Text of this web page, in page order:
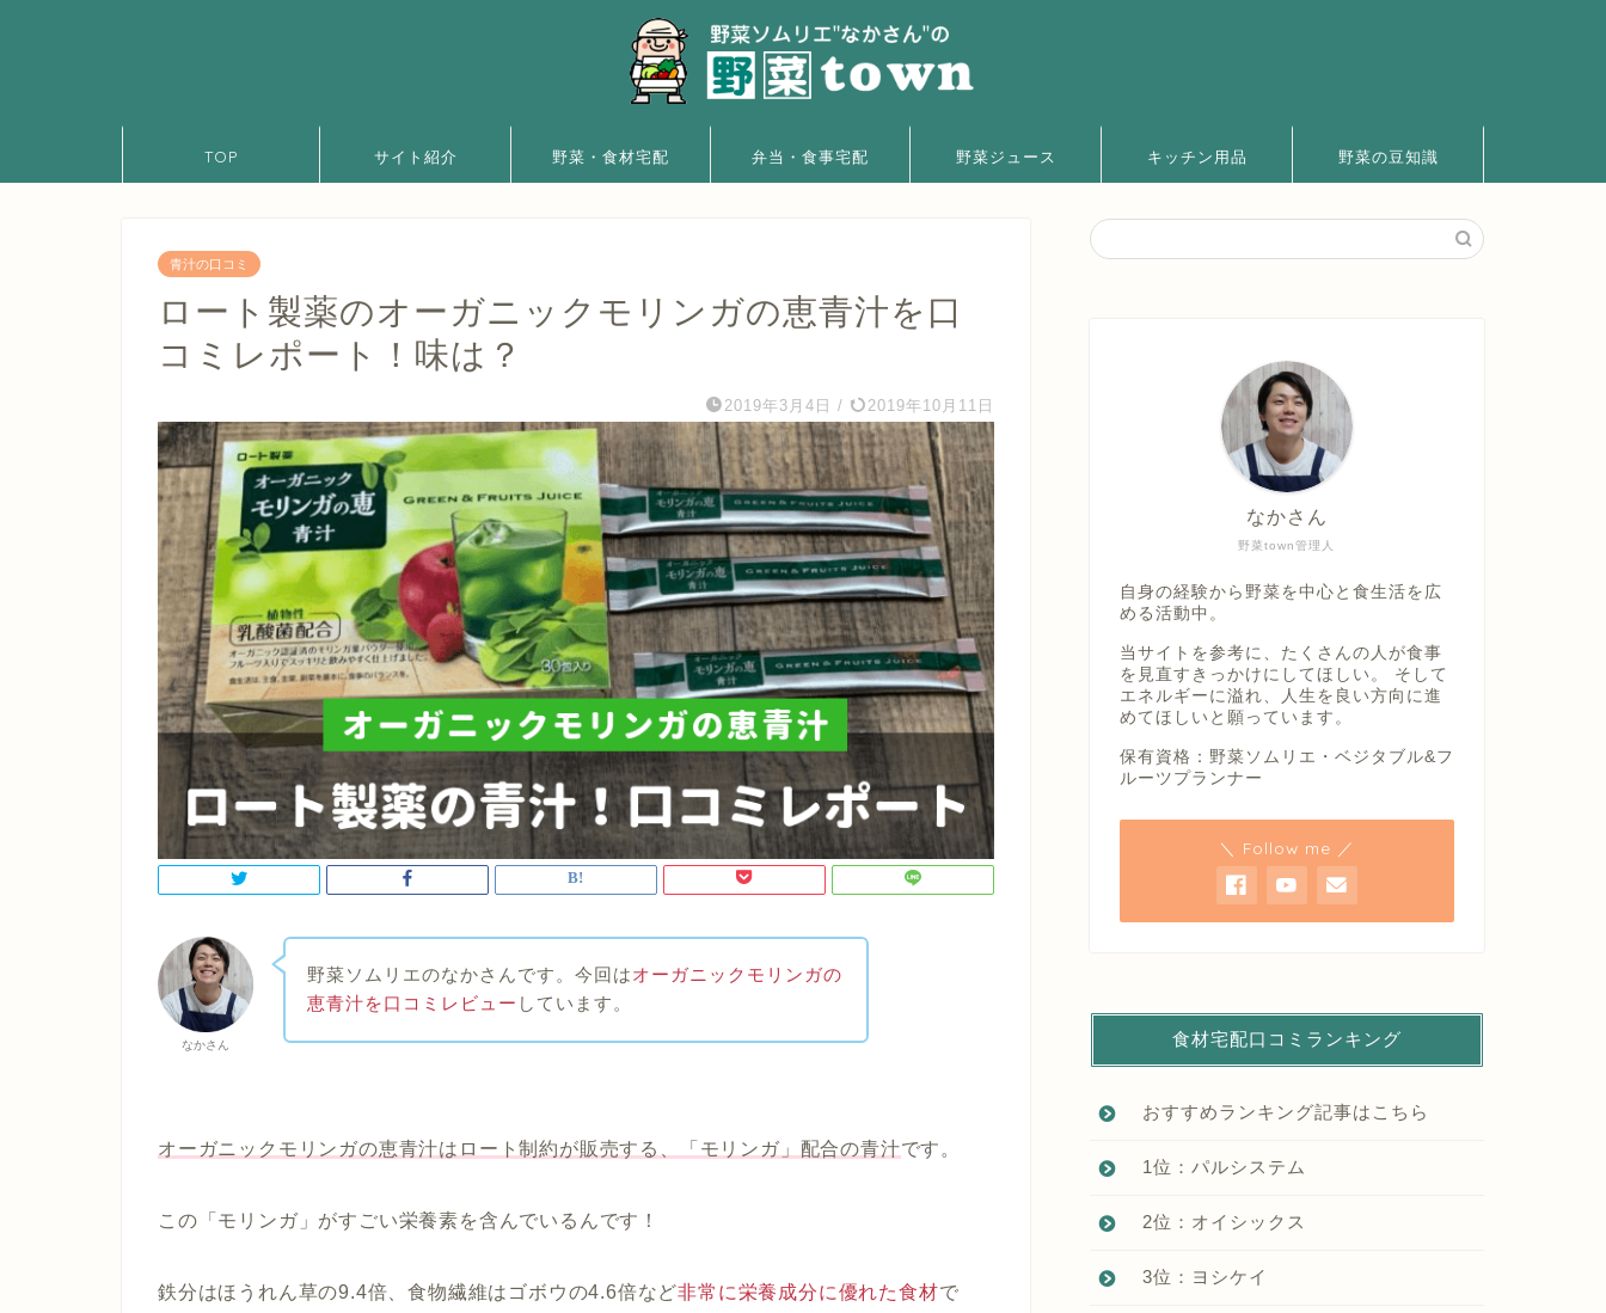
TOP サイト紹介 野菜・食材宅配 弁当・食事宅配 野菜ジュース キッチン用品 野菜の豆知識
青汁の口コミ
ロート製薬のオーガニックモリンガの恵青汁を口
コミレポート！味は？
2019年3月4日 / 2019年10月11日
なかさん
野菜ソムリエのなかさんです。今回はオーガニックモリンガの
恵青汁を口コミレビュー しています。
オーガニックモリンガの恵青汁はロート制約が販売する、「モリンガ」配合の青汁です。
この「モリンガ」がすごい栄養素を含んでいるんです！
鉄分はほうれん草の9.4倍、食物繊維はゴボウの4.6倍など非常に栄養成分に優れた食材で
野菜town管理人
なかさん
自身の経験から野菜を中心と食生活を広
める活動中。
当サイトを参考に、たくさんの人が食事
を見直すきっかけにしてほしい。 そして
エネルギーに溢れ、人生を良い方向に進
めてほしいと願っています。
保有資格：野菜ソムリエ・ベジタブル&フ
ルーツプランナー
＼ Follow me ／
食材宅配口コミランキング
おすすめランキング記事はこちら
1位：パルシステム
2位：オイシックス
3位：ヨシケイ